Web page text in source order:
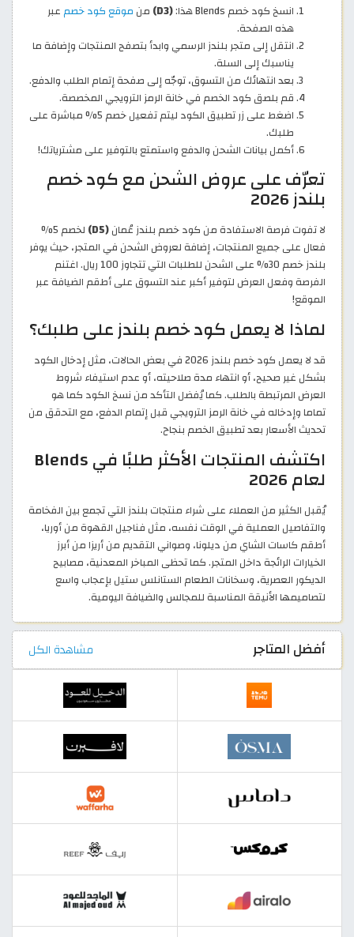
انسخ كود خصم Blends هذا: (D3) من موقع كود خصم عبر
هذه الصفحة.
انتقل إلى متجر بلندز الرسمي وابدأ بتصفح المنتجات وإضافة ما
يناسبك إلى السلة.
بعد انتهائك من التسوق، توجّه إلى صفحة إتمام الطلب والدفع.
قم بلصق كود الخصم في خانة الرمز الترويجي المخصصة.
اضغط على زر تطبيق الكود ليتم تفعيل خصم 5% مباشرة على
طلبك.
أكمل بيانات الشحن والدفع واستمتع بالتوفير على مشترياتك!
تعرّف على عروض الشحن مع كود خصم
بلندز 2026
لا تفوت فرصة الاستفادة من كود خصم بلندز عُمان(D5)
لخصم 5%
فعال على جميع المنتجات، إضافة لعروض الشحن في المتجر، حيث يوفر
بلندز خصم 30% على الشحن للطلبات التي تتجاوز 100 ريال. اغتنم
الفرصة وفعل العرض لتوفير أكبر عند التسوق على أطقم الضيافة عبر
الموقع!
لماذا لا يعمل كود خصم بلندز على طلبك؟
قد لا يعمل كود خصم بلندز 2026 في بعض الحالات، مثل إدخال الكود
بشكل غير صحيح، أو انتهاء مدة صلاحيته، أو عدم استيفاء شروط
العرض المرتبطة بالطلب. كما يُفضل التأكد من نسخ الكود كما هو
تماما وإدخاله في خانة الرمز الترويجي قبل إتمام الدفع، مع التحقق من
تحديث الأسعار بعد تطبيق الخصم بنجاح.
اكتشف المنتجات الأكثر طلبًا في Blends
لعام 2026
يُقبل الكثير من العملاء على شراء منتجات بلندز التي تجمع بين الفخامة
والتفاصيل العملية في الوقت نفسه، مثل فناجيل القهوة من أوريا،
أطقم كاسات الشاي من ديلونا، وصواني التقديم من أريزا من أبرز
الخيارات الرائجة داخل المتجر. كما تحظى المباخر المعدنية، مصابيح
الديكور العصرية، وسخانات الطعام الستانلس ستيل بإعجاب واسع
لتصاميمها الأنيقة المناسبة للمجالس والضيافة اليومية.
أفضل المتاجر مشاهدة الكل